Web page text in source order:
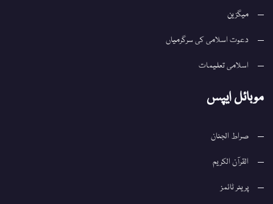
میگزین
دعوت اسلامی کی سرگرمیاں
اسلامی تعلیمات
موبائل ایپس
صراط الجنان
القرآن الکریم
پریئر ٹائمز